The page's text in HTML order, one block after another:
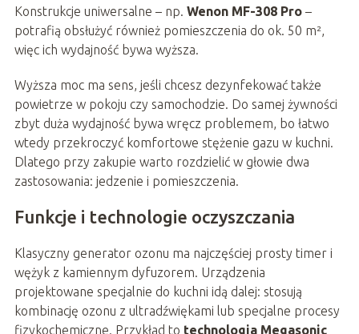
Konstrukcje uniwersalne – np. Wenon MF-308 Pro–
potrafią obsłużyć również pomieszczenia do ok. 50 m²,
więc ich wydajność bywa wyższa.
Wyższa moc ma sens, jeśli chcesz dezynfekować także
powietrze w pokoju czy samochodzie. Do samej żywności
zbyt duża wydajność bywa wręcz problemem, bo łatwo
wtedy przekroczyć komfortowe stężenie gazu w kuchni.
Dlatego przy zakupie warto rozdzielić w głowie dwa
zastosowania: jedzenie i pomieszczenia.
Funkcje i technologie oczyszczania
Klasyczny generator ozonu ma najczęściej prosty timer i
wężyk z kamiennym dyfuzorem. Urządzenia
projektowane specjalnie do kuchni idą dalej: stosują
kombinację ozonu z ultradźwiękami lub specjalne procesy
fizykochemiczne. Przykład to technologia Megasonic